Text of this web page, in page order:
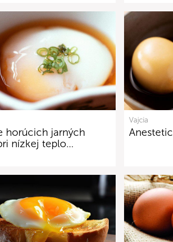
horúcich jarných
nízkej teplo…
Vajcia